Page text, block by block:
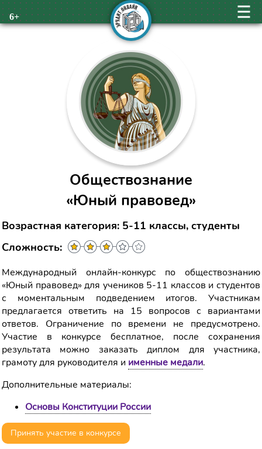
6+
Обществознание
«Юный правовед»
Возрастная категория: 5-11 классы, студенты
Сложность:
Международный онлайн-конкурс по обществознанию
«Юный правовед» для учеников 5-11 классов и студентов
с моментальным подведением итогов. Участникам
предлагается ответить на 15 вопросов с вариантами
ответов. Ограничение по времени не предусмотрено.
Участие в конкурсе бесплатное, после сохранения
результата можно заказать диплом для участника,
грамоту для руководителя и именные медали.
Дополнительные материалы:
Основы Конституции России
Принять участие в конкурсе